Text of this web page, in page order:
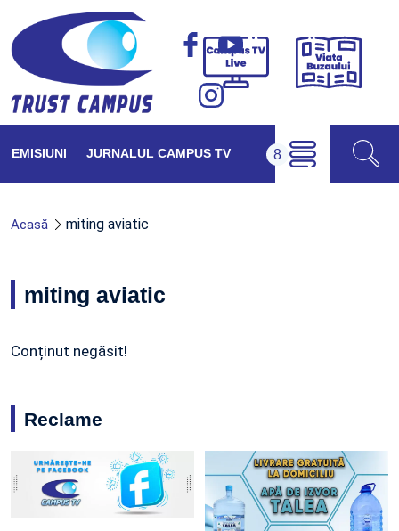
Campus
Viața
EMISIUNI JURNALUL CAMPUS TV
Acasă miting aviatic
miting aviatic
Conținut negăsit!
Reclame